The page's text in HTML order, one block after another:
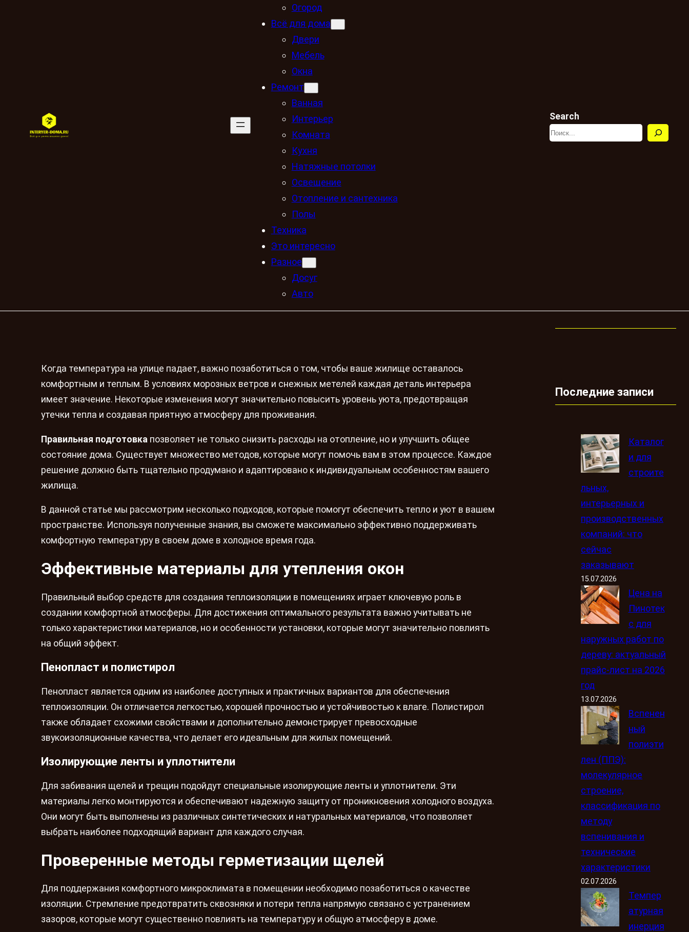
Огород
Всё для дома
Двери
Мебель
Окна
Ремонт
Ванная
Интерьер
Комната
Кухня
Натяжные потолки
Освещение
Отопление и сантехника
Полы
Техника
Это интересно
Разное
Досуг
Авто
Search
Когда температура на улице падает, важно позаботиться о том, чтобы ваше жилище оставалось
комфортным и теплым. В условиях морозных ветров и снежных метелей каждая деталь интерьера
имеет значение. Некоторые изменения могут значительно повысить уровень уюта, предотвращая
утечки тепла и создавая приятную атмосферу для проживания.
Правильная подготовка позволяет не только снизить расходы на отопление, но и улучшить общее
состояние дома. Существует множество методов, которые могут помочь вам в этом процессе. Каждое
решение должно быть тщательно продумано и адаптировано к индивидуальным особенностям вашего
жилища.
В данной статье мы рассмотрим несколько подходов, которые помогут обеспечить тепло и уют в вашем
пространстве. Используя полученные знания, вы сможете максимально эффективно поддерживать
комфортную температуру в своем доме в холодное время года.
Эффективные материалы для утепления окон
Правильный выбор средств для создания теплоизоляции в помещениях играет ключевую роль в
создании комфортной атмосферы. Для достижения оптимального результата важно учитывать не
только характеристики материалов, но и особенности установки, которые могут значительно повлиять
на общий эффект.
Пенопласт и полистирол
Пенопласт является одним из наиболее доступных и практичных вариантов для обеспечения
теплоизоляции. Он отличается легкостью, хорошей прочностью и устойчивостью к влаге. Полистирол
также обладает схожими свойствами и дополнительно демонстрирует превосходные
звукоизоляционные качества, что делает его идеальным для жилых помещений.
Изолирующие ленты и уплотнители
Для забивания щелей и трещин подойдут специальные изолирующие ленты и уплотнители. Эти
материалы легко монтируются и обеспечивают надежную защиту от проникновения холодного воздуха.
Они могут быть выполнены из различных синтетических и натуральных материалов, что позволяет
выбрать наиболее подходящий вариант для каждого случая.
Проверенные методы герметизации щелей
Для поддержания комфортного микроклимата в помещении необходимо позаботиться о качестве
изоляции. Стремление предотвратить сквозняки и потери тепла напрямую связано с устранением
зазоров, которые могут существенно повлиять на температуру и общую атмосферу в доме.
Последние записи
Каталог
и для
строите
льных,
интерьерных и
производственных
компаний: что
сейчас
заказывают
15.07.2026
Цена на
Пинотек
с для
наружных работ по
дереву: актуальный
прайс-лист на 2026
год
13.07.2026
Вспенен
ный
полиэти
лен (ППЭ):
молекулярное
строение,
классификация по
методу
вспенивания и
технические
характеристики
02.07.2026
Темпер
атурная
инерция